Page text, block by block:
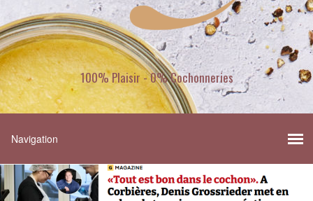
100% Plaisir - 0% Cochonneries